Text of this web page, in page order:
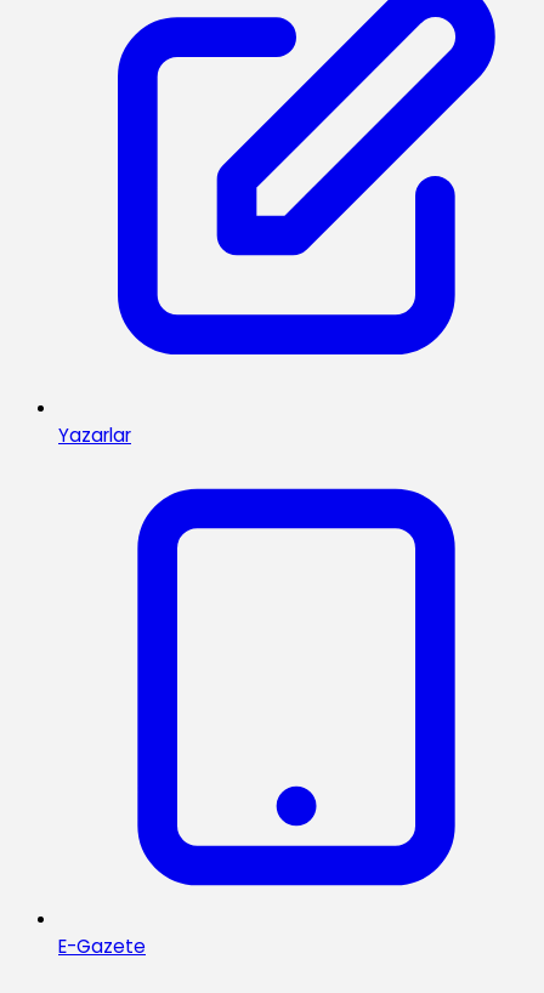
Yazarlar
E-Gazete